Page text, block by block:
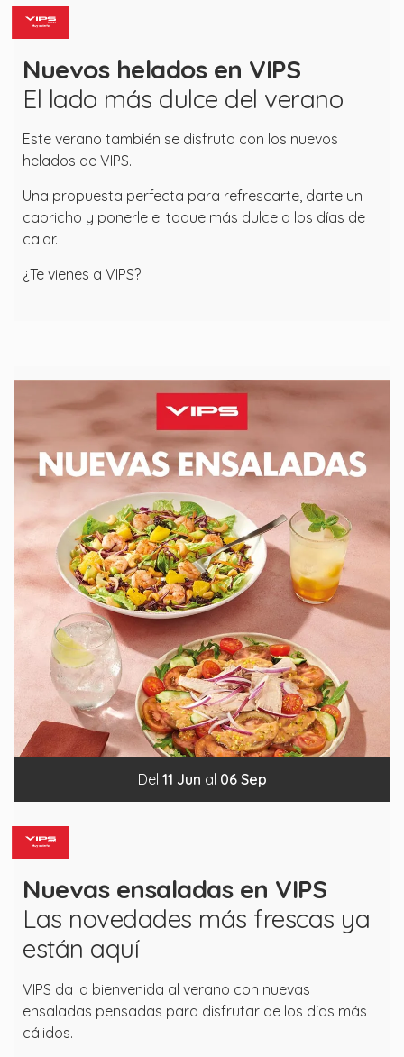
Nuevos helados en VIPS
El lado más dulce del verano
Este verano también se disfruta con los nuevos
helados de VIPS.
Una propuesta perfecta para refrescarte, darte un
capricho y ponerle el toque más dulce a los días de
calor.
¿Te vienes a VIPS?
Del 11 Jun al 06 Sep
Nuevas ensaladas en VIPS
Las novedades más frescas ya
están aquí
VIPS da la bienvenida al verano con nuevas
ensaladas pensadas para disfrutar de los días más
cálidos.